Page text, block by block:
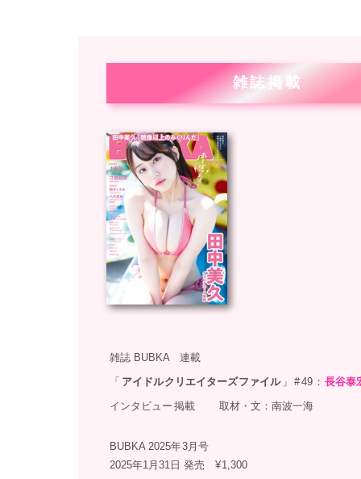
雑誌掲載
雑誌 BUBKA 連載
「 アイドルクリエイターズファイル 」 #49 ： 長谷泰
インタビュー 掲載 取材・文：南波一海
BUBKA 2025年3月号
2025年1月31日 発売 ¥1,300